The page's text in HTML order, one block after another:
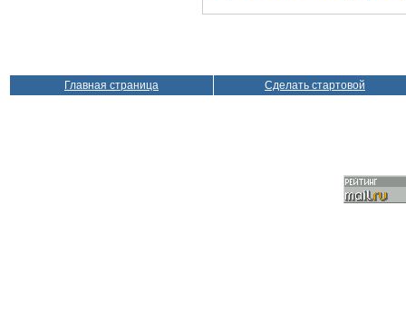
Главная страница Сделать стартовой